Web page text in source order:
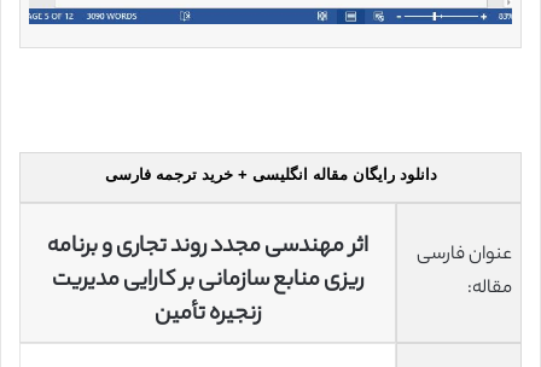
دانلود رایگان مقاله انگلیسی + خرید ترجمه فارسی
عنوان فارسی
مقاله:
اثر مهندسی مجدد روند تجاری و برنامه
ریزی منابع سازمانی بر کارایی مدیریت
زنجیره تأمین